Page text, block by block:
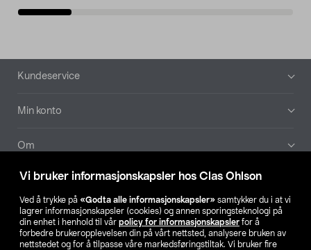
Vi bruker informasjonskapsler hos Clas Ohlson
Ved å trykke på «Godta alle informasjonskapsler» samtykker du i at vi
lagrer informasjonskapsler (cookies) og annen sporingsteknologi på
din enhet i henhold til vår policy for informasjonskapsler for å
forbedre brukeropplevelsen din på vårt nettsted, analysere bruken av
nettstedet og for å tilpasse våre markedsføringstiltak. Vi bruker fire
Bunntekst
Kundeservice
Min konto
Om
Aktuelt
Våre selskaper